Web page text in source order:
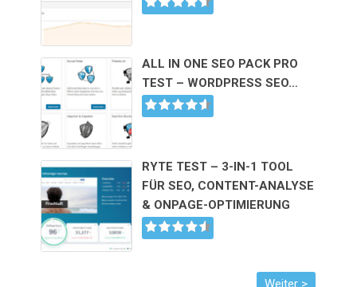
ALL IN ONE SEO PACK PRO
TEST – WORDPRESS SEO…
RYTE TEST – 3-IN-1 TOOL
FÜR SEO, CONTENT-ANALYSE
& ONPAGE-OPTIMIERUNG